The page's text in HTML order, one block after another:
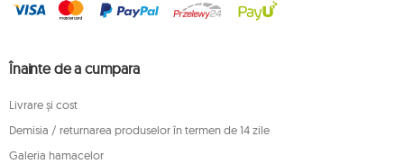
Înainte de a cumpara
Livrare și cost
Demisia / returnarea produselor în termen de 14 zile
Galeria hamacelor